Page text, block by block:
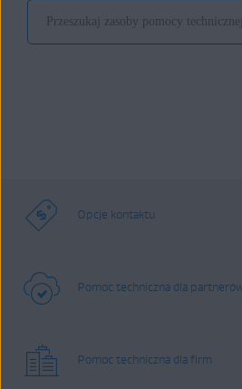
Opcje kontaktu
Pomoc techniczna dla
Pomoc techniczna dla firm